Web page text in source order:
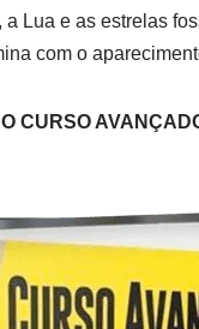
Lua e as estrelas
com o
CURSO